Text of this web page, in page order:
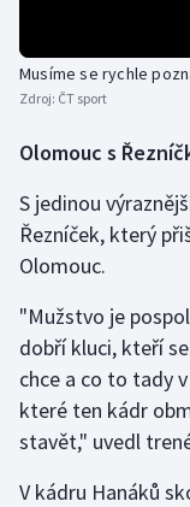
Musíme se rychle
Zdroj: ČT sport
Olomouc s
S jedinou
Řezníček, který
Olomouc.
"Mužstvo je
dobří kluci, kteří
chce a co to tady
které ten kádr
stavět," uvedl
V kádru Hanáků